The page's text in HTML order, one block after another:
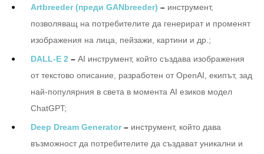
Artbreeder (преди GANbreeder) – инструмент,
позволяващ на потребителите да генерират и променят
изображения на лица, пейзажи, картини и др.;
DALL-E 2 – AI инструмент, който създава изображения
от текстово описание, разработен от OpenAI, екипът, зад
най-популярния в света в момента AI езиков модел
ChatGPT;
Deep Dream Generator– инструмент, който дава
възможност да потребителите да създават уникални и